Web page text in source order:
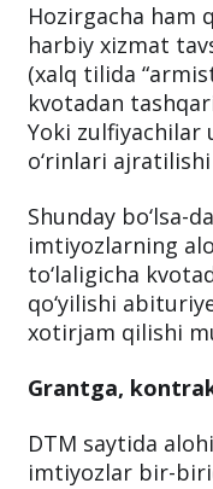
Hozirgacha ham
harbiy xizmat
(xalq tilida
kvotadan
Yoki zulfiyachilar
o‘rinlari
Shunday bo‘lsa-
imtiyozlarning
to‘laligicha
qo‘yilishi
xotirjam qilishi
Grantga,
DTM saytida
imtiyozlar bir-